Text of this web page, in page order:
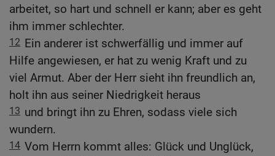
arbeitet, so hart und schnell er kann; aber es geht
ihm immer schlechter.
12 Ein anderer ist schwerfällig und immer auf
Hilfe angewiesen, er hat zu wenig Kraft und zu
viel Armut. Aber der Herr sieht ihn freundlich an,
holt ihn aus seiner Niedrigkeit heraus
13 und bringt ihn zu Ehren, sodass viele sich
wundern.
14 Vom Herrn kommt alles: Glück und Unglück,